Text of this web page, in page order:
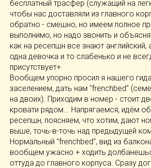
бесплатный трасфер (служащий на
чтобы нас доставляли из главного
обратно - смешно, но имеем полное
выполнимо, но надо звонить и
как на ресепшн все знают английский,
одна девочка и то слабенько и не
присутствует+
Вообщем упорно просил я нашего
заселением, дать нам "frenchbed"
на двоих). Приходим в номер - стоит
кровати рядом... Напрягаемся, идём
ресепшн, поясняем, что хотим, дают
выше, точь-в-точь над предыдущей
Нормальный "frenchbed", вид из
вообщем ужасно + ходить
оттуда до главного корпуса. Сразу